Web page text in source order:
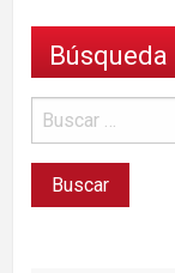
Búsqueda